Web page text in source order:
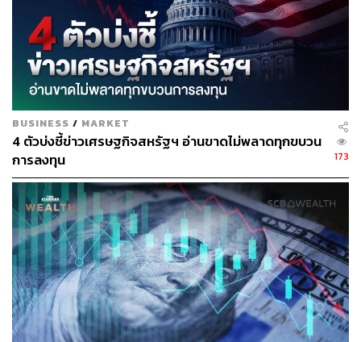
ABOUT THE AUTHOR
คมปทิต คงศักดิ์ศรีสกุล
STANDARD
BUSINESS / MARKET
4 ตัวบ่งชี้ข่าวเศรษฐกิจสหรัฐฯ อ่านขาดไม่พลาดทุกขบวน
การลงทุน
173